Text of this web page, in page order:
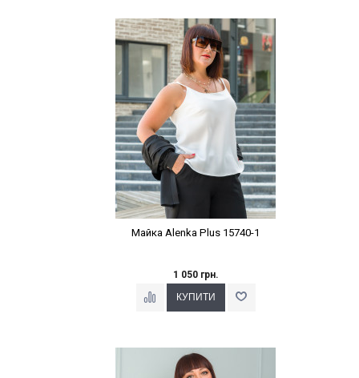
Наклейки Варіант з %
Майка Alenka Plus 15740-1
1 050 грн.
Наклейки Варіант з %